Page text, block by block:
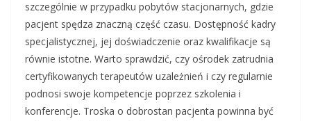
szczególnie w przypadku pobytów stacjonarnych, gdzie
pacjent spędza znaczną część czasu. Dostępność kadry
specjalistycznej, jej doświadczenie oraz kwalifikacje są
równie istotne. Warto sprawdzić, czy ośrodek zatrudnia
certyfikowanych terapeutów uzależnień i czy regularnie
podnosi swoje kompetencje poprzez szkolenia i
konferencje. Troska o dobrostan pacjenta powinna być